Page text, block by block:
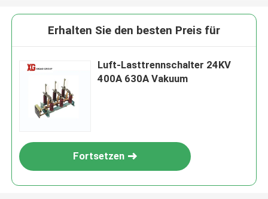
Erhalten Sie den besten Preis für
Luft-Lasttrennschalter 24KV
400A 630A Vakuum
Fortsetzen